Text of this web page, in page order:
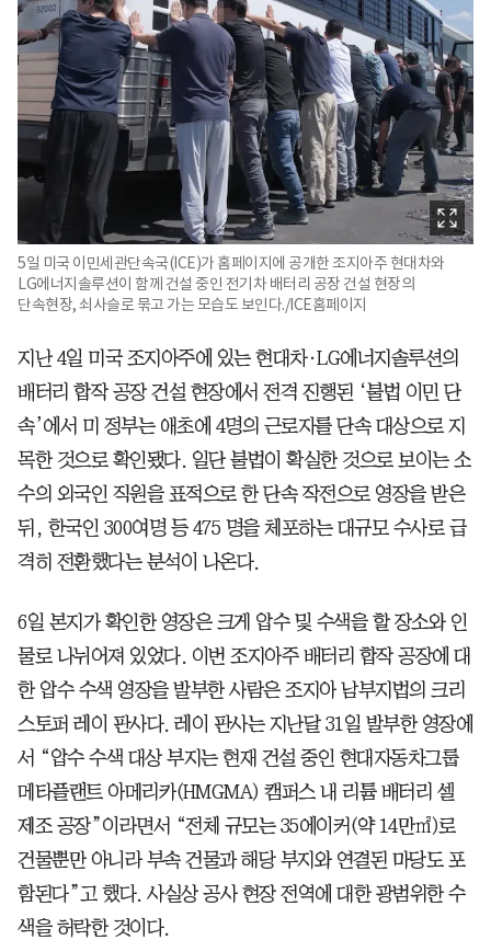
5일 미국 이민세관단속국(ICE)가 홈페이지에 공개한 조지아주 현대차와
LG에너지솔루션이 함께 건설 중인 전기차 배터리 공장 건설 현장의
단속현장, 쇠사슬로 묶고 가는 모습도 보인다./ICE홈페이지
지난 4일 미국 조지아주에 있는 현대차·LG에너지솔루션의
배터리 합작 공장 건설 현장에서 전격 진행된 ‘불법 이민 단
속’에서 미 정부는 애초에 4명의 근로자를 단속 대상으로 지
목한 것으로 확인됐다. 일단 불법이 확실한 것으로 보이는 소
수의 외국인 직원을 표적으로 한 단속 작전으로 영장을 받은
뒤, 한국인 300여명 등 475 명을 체포하는 대규모 수사로 급
격히 전환했다는 분석이 나온다.
6일 본지가 확인한 영장은 크게 압수 및 수색을 할 장소와 인
물로 나뉘어져 있었다. 이번 조지아주 배터리 합작 공장에 대
한 압수 수색 영장을 발부한 사람은 조지아 남부지법의 크리
스토퍼 레이 판사다. 레이 판사는 지난달 31일 발부한 영장에
서 “압수 수색 대상 부지는 현재 건설 중인 현대자동차그룹
메타플랜트 아메리카(HMGMA) 캠퍼스 내 리튬 배터리 셀
제조 공장”이라면서 “전체 규모는 35에이커(약 14만㎡)로
건물뿐만 아니라 부속 건물과 해당 부지와 연결된 마당도 포
함된다”고 했다. 사실상 공사 현장 전역에 대한 광범위한 수
색을 허락한 것이다.